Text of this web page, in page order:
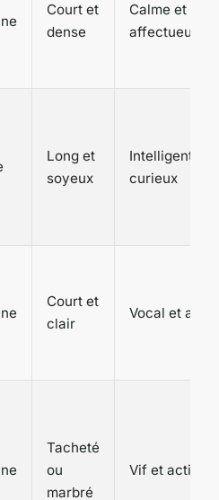
Court et
dense
Calme et
affectueux
Long et
soyeux
Intelligent et
curieux
Court et
clair
Vocal et actif
Tacheté
ou
marbré
Vif et actif